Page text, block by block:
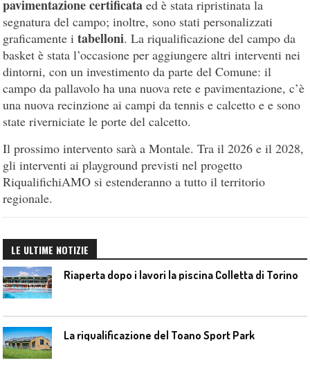
pavimentazione certificataed è stata ripristinata la
segnatura del campo; inoltre, sono stati personalizzati
graficamente itabelloni. La riqualificazione del campo da
basket è stata l’occasione per aggiungere altri interventi nei
dintorni, con un investimento da parte del Comune: il
campo da pallavolo ha una nuova rete e pavimentazione, c’è
una nuova recinzione ai campi da tennis e calcetto e e sono
state riverniciate le porte del calcetto.
Il prossimo intervento sarà a Montale. Tra il 2026 e il 2028,
gli interventi ai playground previsti nel progetto
RiqualifichiAMO si estenderanno a tutto il territorio
regionale.
LE ULTIME NOTIZIE
Riaperta dopo i lavori la piscina Colletta di Torino
La riqualificazione del Toano Sport Park